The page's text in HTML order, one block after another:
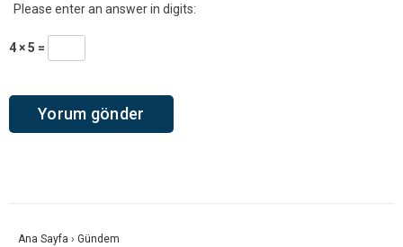
Please enter an answer in digits:
4 × 5 =
Ana Sayfa › Gündem